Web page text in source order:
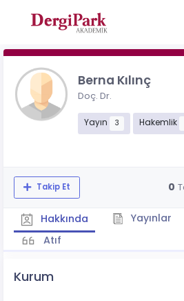
Berna Kılınç
Doç. Dr.
Yayın 3 Hakemlik
Takip Et 0
Hakkında Yayınlar
Atıf
Kurum